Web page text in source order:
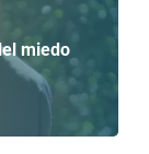
miedo